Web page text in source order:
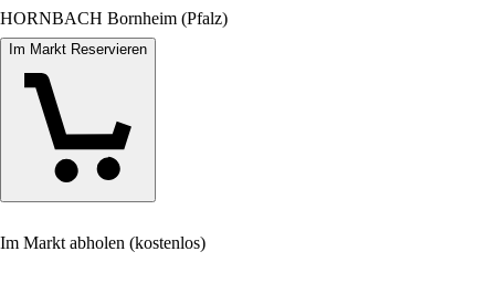
HORNBACH Bornheim (Pfalz)
Im Markt Reservieren
Im Markt abholen (kostenlos)